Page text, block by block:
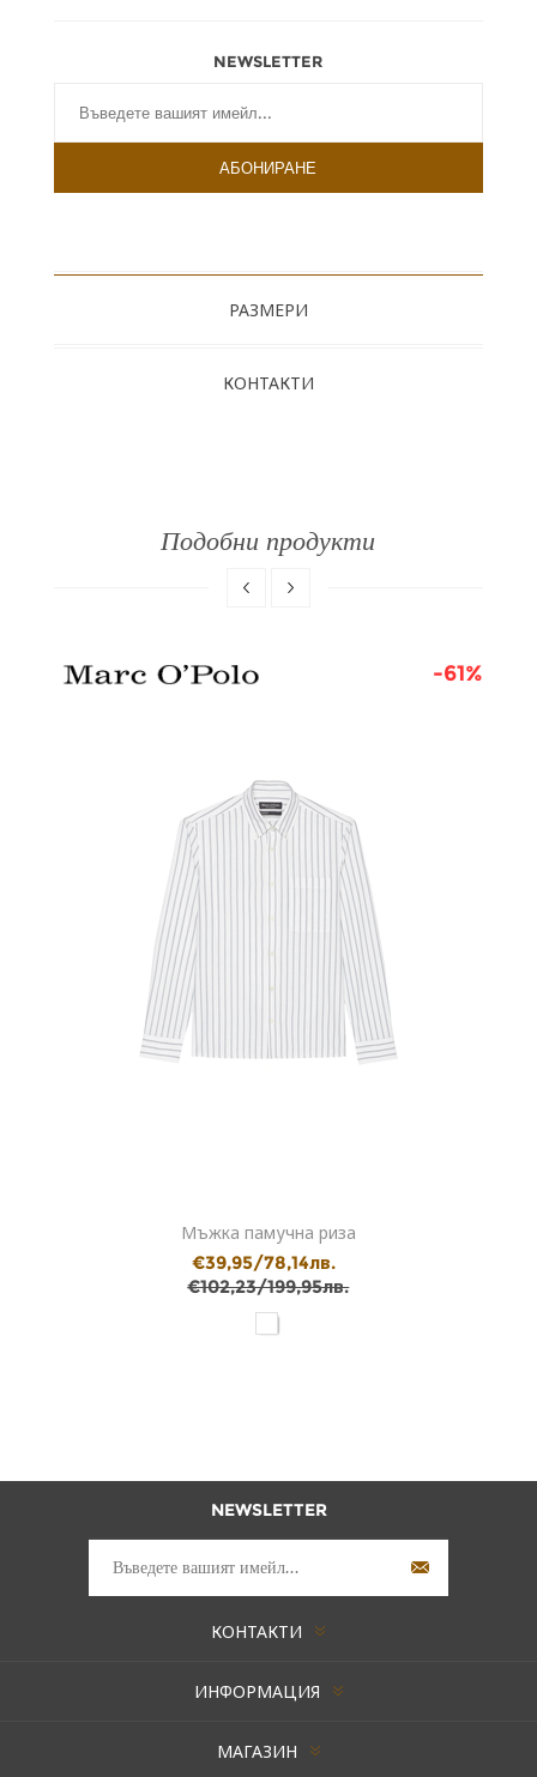
NEWSLETTER
РАЗМЕРИ
КОНТАКТИ
Подобни продукти
-61%
Мъжка памучна риза
€39,95/78,14лв.
€102,23/199,95лв.
NEWSLETTER
КОНТАКТИ
ИНФОРМАЦИЯ
МАГАЗИН